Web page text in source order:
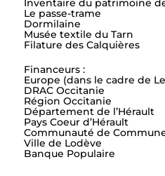
Inventaire du patrimoine
Le passe-trame
Dormilaine
Musée textile du Tarn
Filature des Calquières
Financeurs :
Europe (dans le cadre de
DRAC Occitanie
Région Occitanie
Département de l’Hérault
Pays Coeur d’Hérault
Communauté de
Ville de Lodève
Banque Populaire